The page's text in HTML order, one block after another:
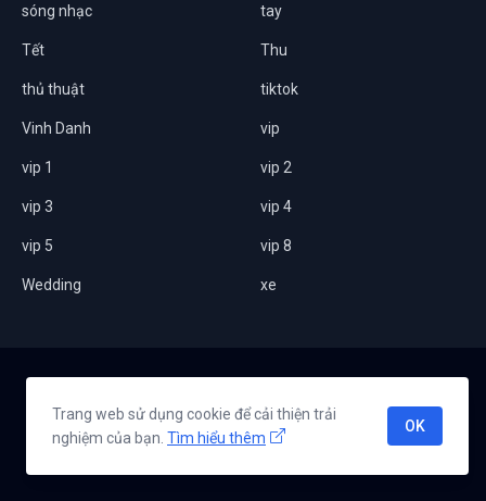
sóng nhạc tay
Tết Thu
thủ thuật tiktok
Vinh Danh vip
vip 1 vip 2
vip 3 vip 4
vip 5 vip 8
Wedding xe
HomeGiới thiệuChính sách bảo mật
Trang web sử dụng cookie để cải thiện trải
nghiệm của bạn. Tìm hiểu thêm
OK